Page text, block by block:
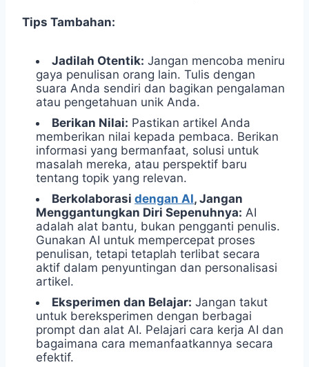
Tips Tambahan:
Jadilah Otentik: Jangan mencoba meniru
gaya penulisan orang lain. Tulis dengan
suara Anda sendiri dan bagikan pengalaman
atau pengetahuan unik Anda.
Berikan Nilai: Pastikan artikel Anda
memberikan nilai kepada pembaca. Berikan
informasi yang bermanfaat, solusi untuk
masalah mereka, atau perspektif baru
tentang topik yang relevan.
Berkolaborasi dengan AI, Jangan
Menggantungkan Diri Sepenuhnya: AI
adalah alat bantu, bukan pengganti penulis.
Gunakan AI untuk mempercepat proses
penulisan, tetapi tetaplah terlibat secara
aktif dalam penyuntingan dan personalisasi
artikel.
Eksperimen dan Belajar: Jangan takut
untuk bereksperimen dengan berbagai
prompt dan alat AI. Pelajari cara kerja AI dan
bagaimana cara memanfaatkannya secara
efektif.